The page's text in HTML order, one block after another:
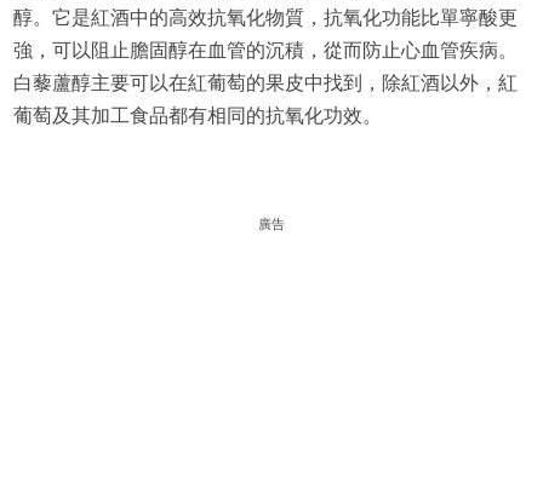
醇。它是紅酒中的高效抗氧化物質，抗氧化功能比單寧酸更
強，可以阻止膽固醇在血管的沉積，從而防止心血管疾病。
白藜蘆醇主要可以在紅葡萄的果皮中找到，除紅酒以外，紅
葡萄及其加工食品都有相同的抗氧化功效。
廣告